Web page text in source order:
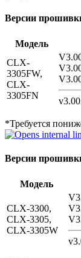
Версии
Модель
CLX-
3305FW,
CLX-
3305FN
*Требуется
Версии
Модель
CLX-3300,
CLX-3305,
CLX-3305W